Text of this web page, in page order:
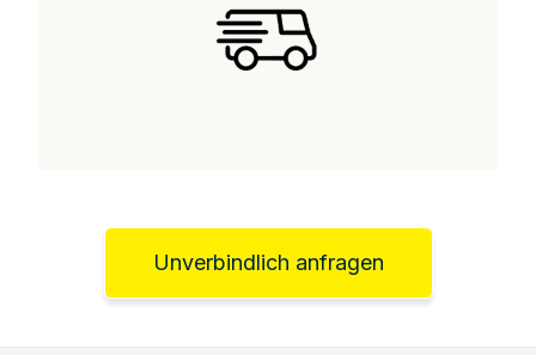
Unverbindlich anfragen